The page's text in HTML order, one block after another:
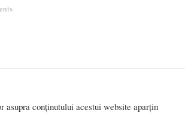
asupra conținutului acestui website aparțin